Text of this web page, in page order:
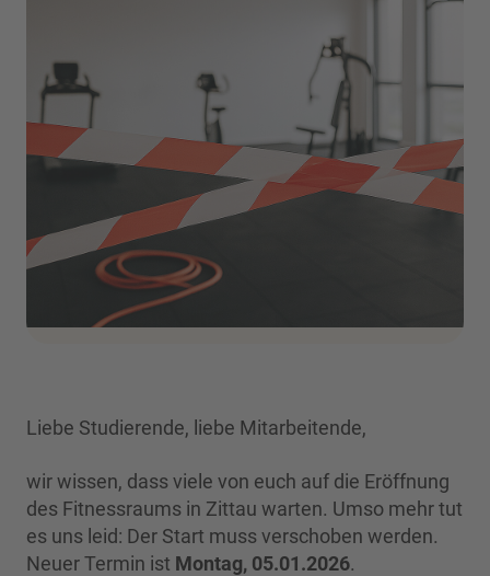
Liebe Studierende, liebe Mitarbeitende,
wir wissen, dass viele von euch auf die Eröffnung
des Fitnessraums in Zittau warten. Umso mehr tut
es uns leid: Der Start muss verschoben werden.
Neuer Termin ist Montag, 05.01.2026.